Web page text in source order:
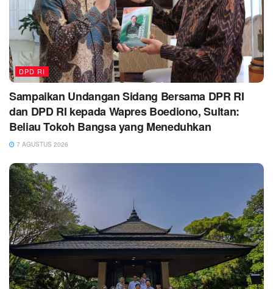
DPD RI
Sampaikan Undangan Sidang Bersama DPR RI
dan DPD RI kepada Wapres Boediono, Sultan:
Beliau Tokoh Bangsa yang Meneduhkan
7 AGUSTUS 2026